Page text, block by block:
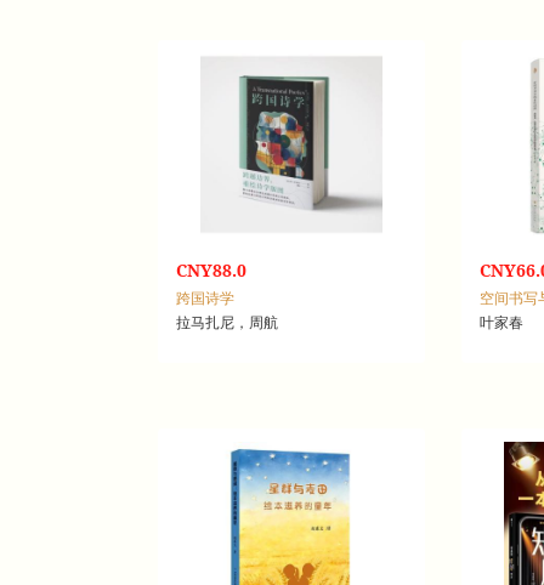
CNY88.0
跨国诗学
拉马扎尼，周航
叶家春